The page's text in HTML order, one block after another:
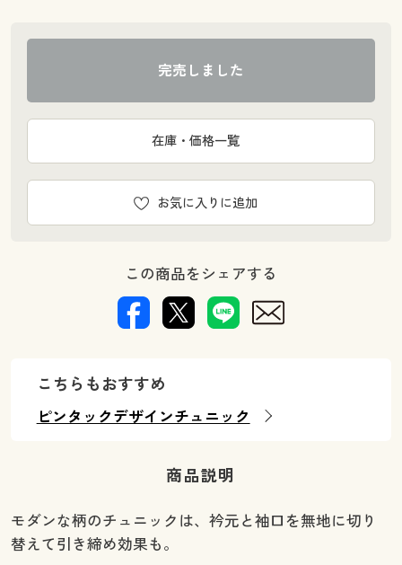
完売しました
お気に入りに追加
在庫・価格一覧
この商品をシェアする
こちらもおすすめ
ピンタックデザインチュニック
商品説明
モダンな柄のチュニックは、衿元と袖口を無地に切り
替えて引き締め効果も。